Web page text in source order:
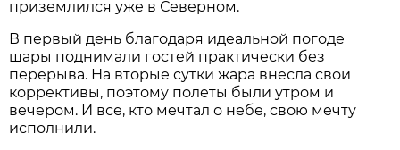
приземлился уже в Северном.
В первый день благодаря идеальной погоде
шары поднимали гостей практически без
перерыва. На вторые сутки жара внесла свои
коррективы, поэтому полеты были утром и
вечером. И все, кто мечтал о небе, свою мечту
исполнили.